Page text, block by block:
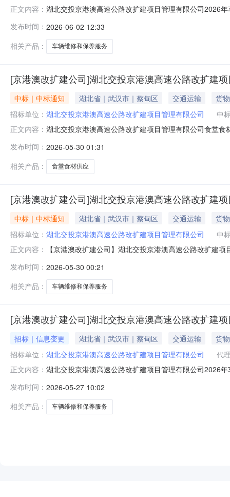
正文内容： 湖北交投京港澳高速公路改扩建项目管理有限公司2026
进行采购，因截止至报名时间止，1标报名的供应商不足
购人：湖北
发布时间： 2026-06-02 12:33
相关产品：
车辆维修和保养服务
[京港澳改扩建公司]湖北交投京港澳高速公路改扩建
中标｜中标通知 湖北省｜武汉市｜蔡甸区 交通运输
货物
招标单位： 湖北交投京港澳高速公路改扩建项目管理有限公司
中
正文内容： 湖北交投京港澳高速公路改扩建项目管理有限公司食堂
采购人已确认预成交供应商，现发布预成交公示。二、
限责任公司82备选成交供应
发布时间： 2026-05-30 01:31
相关产品：
食堂食材供应
[京港澳改扩建公司]湖北交投京港澳高速公路改扩建
中标｜中标通知 湖北省｜武汉市｜蔡甸区 交通运输
货物
招标单位： 湖北交投京港澳高速公路改扩建项目管理有限公司
中
正文内容：
【京港澳改扩建公司】湖北交投京港澳高速公路改扩建
交投电子采购平台（网址：http://ec.hbjttz.com/）上发
发布时间： 2026-05-30 00:21
相关产品：
车辆维修和保养服务
[京港澳改扩建公司]湖北交投京港澳高速公路改扩建
招标｜信息变更 湖北省｜武汉市｜蔡甸区 交通运输
货物
招标单位： 湖北交投京港澳高速公路改扩建项目管理有限公司
代
正文内容： 湖北交投京港澳高速公路改扩建项目管理有限公司2026
注意是否完整。补遗书一、第二章供应商须知前附表
元，各单价限价详
发布时间： 2026-05-27 10:02
相关产品：
车辆维修和保养服务